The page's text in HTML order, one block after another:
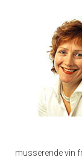
musserende vin